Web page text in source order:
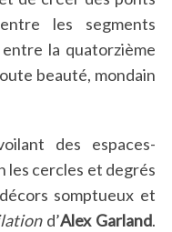
les segments
la quatorzième
beauté, mondain
des espaces-
les cercles et degrés
somptueux et
d’Alex Garland.